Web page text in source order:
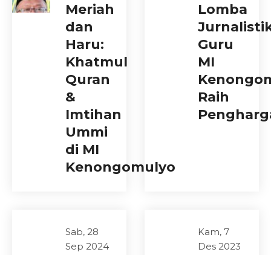
Meriah
dan
Haru:
Khatmul
Quran
&
Imtihan
Ummi
di MI
Kenongomulyo
Lomba
Guru
MI
Raih
Sab, 28
Sep 2024
Kam, 7
Des 2023